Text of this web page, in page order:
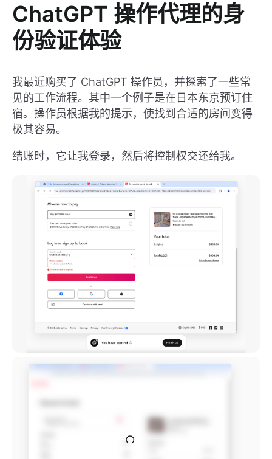
ChatGPT 操作代理的身
份验证体验
我最近购买了 ChatGPT 操作员，并探索了一些常
见的工作流程。其中一个例子是在日本东京预订住
宿。操作员根据我的提示，使找到合适的房间变得
极其容易。
结账时，它让我登录，然后将控制权交还给我。